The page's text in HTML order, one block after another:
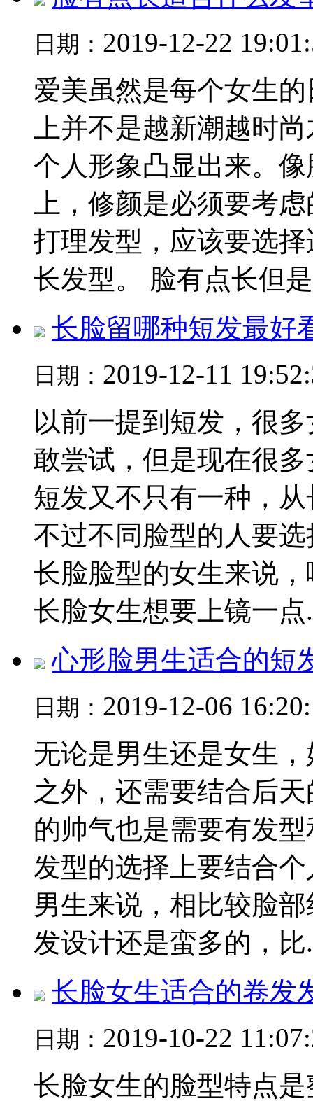
日期： 2019-12-22
爱美虽然是每个女生
上并不是越新潮越时
个人形象凸显出来。
上，修颜是必须要考
打理发型，应该要选
长发型。 脸有点长但
长脸留哪种短发最好
日期： 2019-12-11
以前一提到短发，很
敢尝试，但是现在很
短发又不只有一种，
不过不同脸型的人要
长脸脸型的女生来说
长脸女生想要上镜一点
心形脸男生适合的短
日期： 2019-12-06
无论是男生还是女生
之外，还需要结合后
的帅气也是需要有发
发型的选择上要结合
男生来说，相比较脸
发设计还是蛮多的，比
长脸女生适合的卷发
日期： 2019-10-22
长脸女生的脸型特点